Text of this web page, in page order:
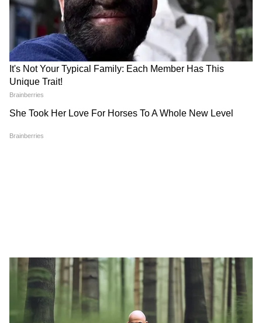
तेलुगु और कन्नड़ में रिलीज होने के लिए तैयार है।
बोलूं', देश के युवाओं को Modi ने दिया बहुत बड़ा